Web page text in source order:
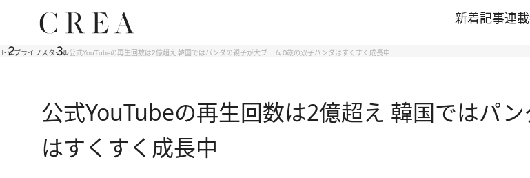
新着記事連載
トップライフスタイル公式YouTubeの再生回数は2億超え 韓国ではパンダの親子が大ブーム 0歳の双子パンダはすくすく成長中
公式YouTubeの再生回数は2億超え 韓国ではパ
はすくすく成長中